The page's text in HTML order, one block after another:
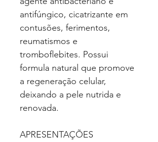
antifúngico, cicatrizante em
contusões, ferimentos,
reumatismos e
tromboflebites. Possui
formula natural que promove
a regeneração celular,
deixando a pele nutrida e
renovada.
APRESENTAÇÕES